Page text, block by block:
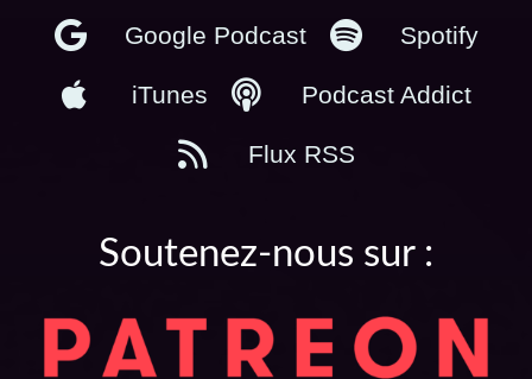
Google Podcast Spotify
iTunes Podcast Addict
Flux RSS
Soutenez-nous sur :